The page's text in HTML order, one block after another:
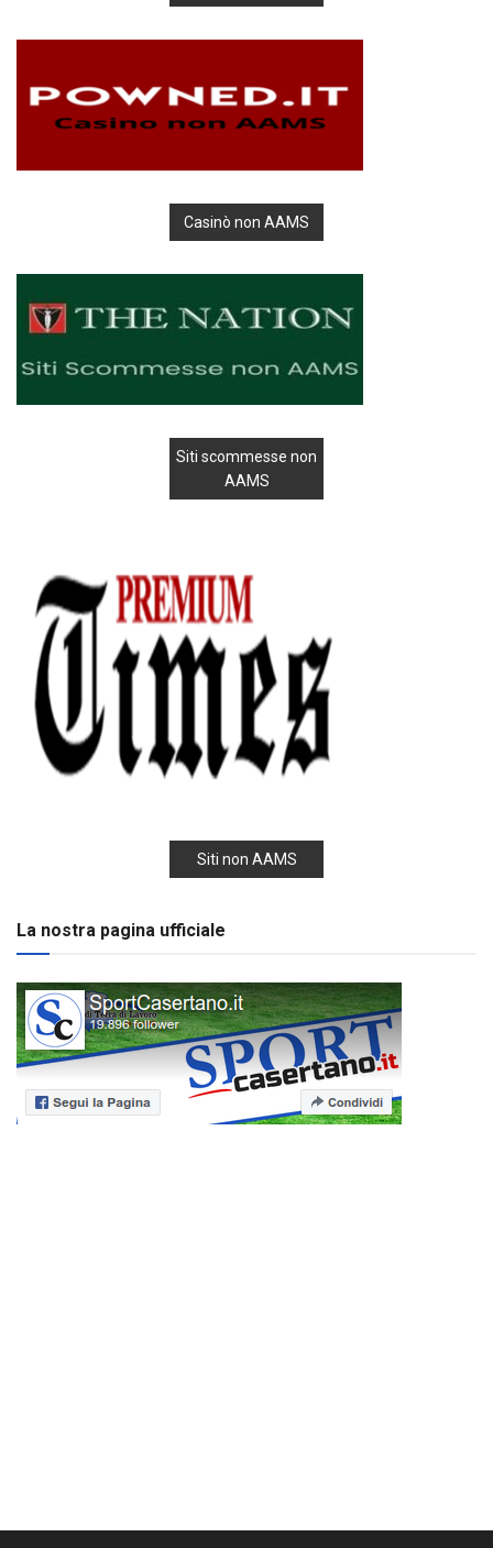
Casinò non AAMS
Siti scommesse non
AAMS
Siti non AAMS
La nostra pagina ufficiale